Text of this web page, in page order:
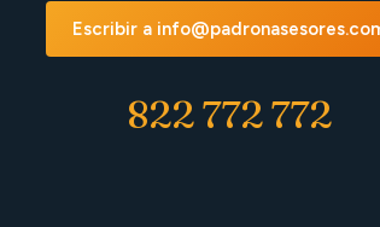
Escribir a
822 772 772